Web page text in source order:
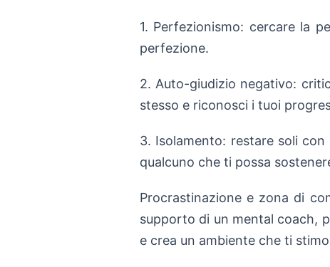
1. Perfezionismo: cercare la
perfezione.
2. Auto-giudizio negativo:
stesso e riconosci i tuoi
3. Isolamento: restare soli
qualcuno che ti possa
Procrastinazione e zona di
supporto di un mental coach,
e crea un ambiente che ti